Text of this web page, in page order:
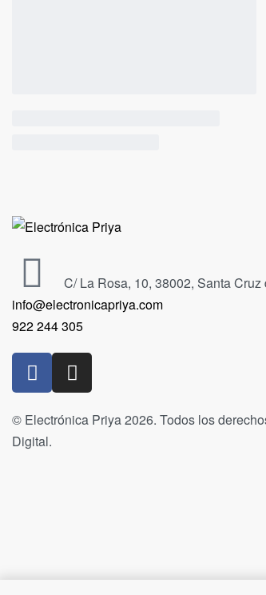
C/ La Rosa, 10, 38002, Santa
info@electronicapriya.com
922 244 305
© Electrónica Priya 2026. Todos los
Digital.